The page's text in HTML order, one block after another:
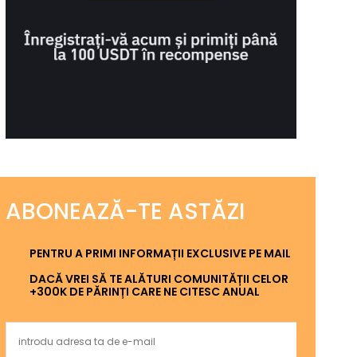
ABONEAZĂ-TE ASTĂZI
PENTRU A PRIMI INFORMAȚII EXCLUSIVE PE MAIL
DACĂ VREI SĂ TE ALĂTURI COMUNITĂȚII CELOR
+300K DE PĂRINȚI CARE NE CITESC ANUAL